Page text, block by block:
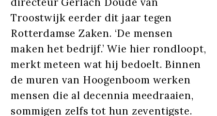
Troostwijk eerder dit jaar tegen
Rotterdamse Zaken. ‘De mensen
maken het bedrijf.’ Wie hier rondloopt,
merkt meteen wat hij bedoelt. Binnen
de muren van Hoogenboom werken
mensen die al decennia meedraaien,
sommigen zelfs tot hun zeventigste.